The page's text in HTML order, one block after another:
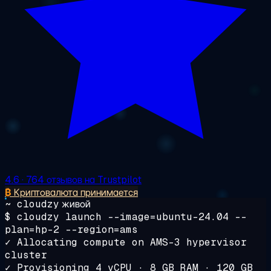
4.6 · 764 отзывов на Trustpilot
₿ Криптовалюта принимается
~ cloudzy живой
$ cloudzy launch
--image=ubuntu-24.04 --
plan=hp-2 --region=ams
✓ Allocating compute on AMS-3 hypervisor
cluster